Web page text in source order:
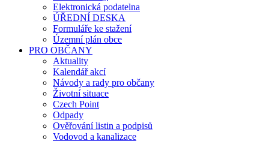
Elektronická podatelna
ÚŘEDNÍ DESKA
Formuláře ke stažení
Územní plán obce
PRO OBČANY
Aktuality
Kalendář akcí
Návody a rady pro občany
Životní situace
Czech Point
Odpady
Ověřování listin a podpisů
Vodovod a kanalizace